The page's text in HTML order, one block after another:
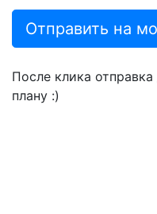
Отправить на
После клика
плану :)